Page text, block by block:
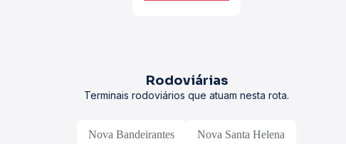
Rodoviárias
Terminais rodoviários que atuam nesta rota.
Nova Bandeirantes Nova Santa Helena